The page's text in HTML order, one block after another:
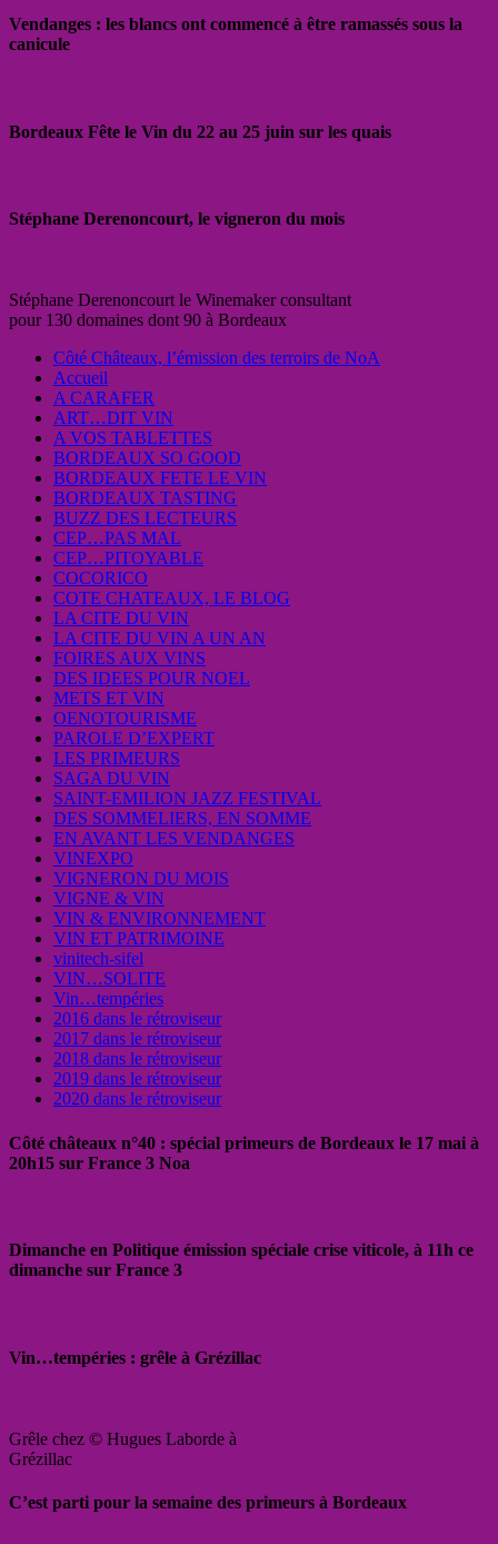
Vendanges : les blancs ont commencé à être ramassés sous la
canicule
Bordeaux Fête le Vin du 22 au 25 juin sur les quais
Stéphane Derenoncourt, le vigneron du mois
Stéphane Derenoncourt le Winemaker consultant
pour 130 domaines dont 90 à Bordeaux
Côté Châteaux, l’émission des terroirs de NoA
Accueil
A CARAFER
ART…DIT VIN
A VOS TABLETTES
BORDEAUX SO GOOD
BORDEAUX FETE LE VIN
BORDEAUX TASTING
BUZZ DES LECTEURS
CEP…PAS MAL
CEP…PITOYABLE
COCORICO
COTE CHATEAUX, LE BLOG
LA CITE DU VIN
LA CITE DU VIN A UN AN
FOIRES AUX VINS
DES IDEES POUR NOEL
METS ET VIN
OENOTOURISME
PAROLE D’EXPERT
LES PRIMEURS
SAGA DU VIN
SAINT-EMILION JAZZ FESTIVAL
DES SOMMELIERS, EN SOMME
EN AVANT LES VENDANGES
VINEXPO
VIGNERON DU MOIS
VIGNE & VIN
VIN & ENVIRONNEMENT
VIN ET PATRIMOINE
vinitech-sifel
VIN…SOLITE
Vin…tempéries
2016 dans le rétroviseur
2017 dans le rétroviseur
2018 dans le rétroviseur
2019 dans le rétroviseur
2020 dans le rétroviseur
Côté châteaux n°40 : spécial primeurs de Bordeaux le 17 mai à
20h15 sur France 3 Noa
Dimanche en Politique émission spéciale crise viticole, à 11h ce
dimanche sur France 3
Vin…tempéries : grêle à Grézillac
Grêle chez © Hugues Laborde à
Grézillac
C’est parti pour la semaine des primeurs à Bordeaux